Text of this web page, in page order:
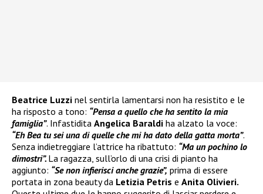
Beatrice Luzzi nel sentirla lamentarsi non ha resistito e le
ha risposto a tono: “Pensa a quello che ha sentito la mia
famiglia”. Infastidita Angelica Baraldi ha alzato la voce:
“Eh Bea tu sei una di quelle che mi ha dato della gatta morta”.
Senza indietreggiare l’attrice ha ribattuto: “Ma un pochino lo
dimostri”. La ragazza, sull’orlo di una crisi di pianto ha
aggiunto: “Se non infierisci anche grazie”, prima di essere
portata in zona beauty da Letizia Petris e Anita Olivieri.